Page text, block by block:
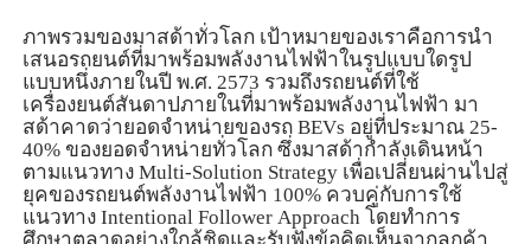
ภาพรวมของมาสด้าทั่วโลก เป้าหมายของเราคือการนำ
เสนอรถยนต์ที่มาพร้อมพลังงานไฟฟ้าในรูปแบบใดรูป
แบบหนึ่งภายในปี พ.ศ. 2573 รวมถึงรถยนต์ที่ใช้
เครื่องยนต์สันดาปภายในที่มาพร้อมพลังงานไฟฟ้า มา
สด้าคาดว่ายอดจำหน่ายของรถ BEVs อยู่ที่ประมาณ 25-
40% ของยอดจำหน่ายทั่วโลก ซึ่งมาสด้ากำลังเดินหน้า
ตามแนวทางMulti-Solution Strategy เพื่อเปลี่ยนผ่านไปสู่
ยุคของรถยนต์พลังงานไฟฟ้า 100%ควบคู่กับการใช้
แนวทาง Intentional Follower Approach โดยทำการ